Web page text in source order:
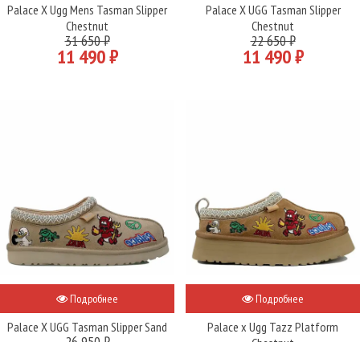
Palace X Ugg Mens Tasman Slipper
Chestnut
31 650 ₽
11 490 ₽
Palace X UGG Tasman Slipper
Chestnut
22 650 ₽
11 490 ₽
Подробнее
Palace X UGG Tasman Slipper Sand
Подробнее
Palace x Ugg Tazz Platform